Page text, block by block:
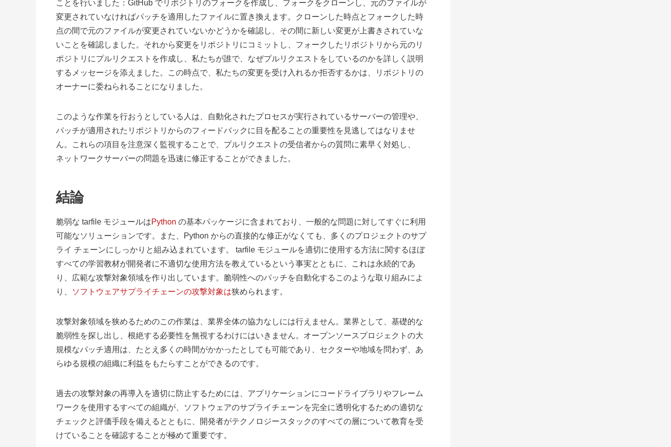
ことを行いました：GitHub でリポジトリのフォークを作成し、フォークをクローンし、元のファイルが
変更されていなければパッチを適用したファイルに置き換えます。クローンした時点とフォークした時
点の間で元のファイルが変更されていないかどうかを確認し、その間に新しい変更が上書きされていな
いことを確認しました。それから変更をリポジトリにコミットし、フォークしたリポジトリから元のリ
ポジトリにプルリクエストを作成し、私たちが誰で、なぜプルリクエストをしているのかを詳しく説明
するメッセージを添えました。この時点で、私たちの変更を受け入れるか拒否するかは、リポジトリの
オーナーに委ねられることになりました。
このような作業を行おうとしている人は、自動化されたプロセスが実行されているサーバーの管理や、
パッチが適用されたリポジトリからのフィードバックに目を配ることの重要性を見逃してはなりませ
ん。これらの項目を注意深く監視することで、プルリクエストの受信者からの質問に素早く対処し、
ネットワークサーバーの問題を迅速に修正することができました。
結論
脆弱な tarfile モジュールはPython の基本パッケージに含まれており、一般的な問題に対してすぐに利用
可能なソリューションです。また、Python からの直接的な修正がなくても、多くのプロジェクトのサプ
ライ チェーンにしっかりと組み込まれています。 tarfile モジュールを適切に使用する方法に関するほぼ
すべての学習教材が開発者に不適切な使用方法を教えているという事実とともに、これは永続的であ
り、広範な攻撃対象領域を作り出しています。脆弱性へのパッチを自動化するこのような取り組みによ
り、
ソフトウェアサプライチェーンの攻撃対象は狭められます。
攻撃対象領域を狭めるためのこの作業は、業界全体の協力なしには行えません。業界として、基礎的な
脆弱性を探し出し、根絶する必要性を無視するわけにはいきません。オープンソースプロジェクトの大
規模なパッチ適用は、たとえ多くの時間がかかったとしても可能であり、セクターや地域を問わず、あ
らゆる規模の組織に利益をもたらすことができるのです。
過去の攻撃対象の再導入を適切に防止するためには、アプリケーションにコードライブラリやフレーム
ワークを使用するすべての組織が、ソフトウェアのサプライチェーンを完全に透明化するための適切な
チェックと評価手段を備えるとともに、開発者がテクノロジースタックのすべての層について教育を受
けていることを確認することが極めて重要です。